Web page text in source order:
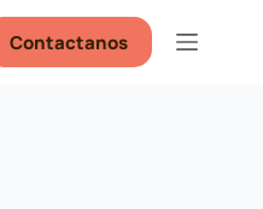
Contactanos